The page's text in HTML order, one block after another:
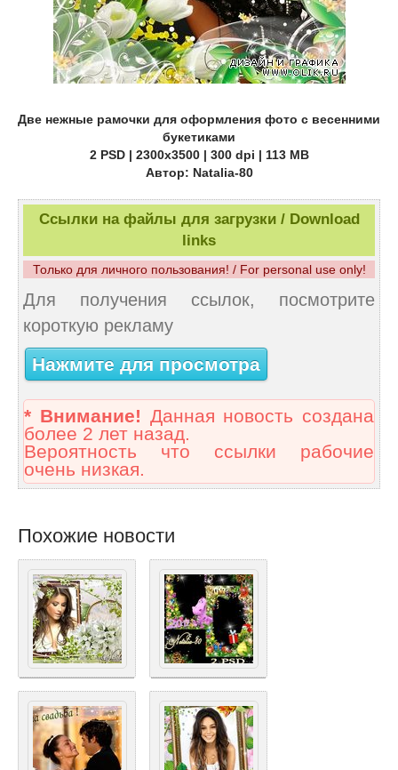
Две нежные рамочки для оформления фото с весенними
букетиками
2 PSD | 2300х3500 | 300 dpi | 113 MB
Автор: Natalia-80
Ссылки на файлы для загрузки / Download
links
Только для личного пользования! / For personal use only!
Для получения ссылок, посмотрите
короткую рекламу
Нажмите для просмотра
* Внимание! Данная новость создана
более 2 лет назад.
Вероятность что ссылки рабочие
очень низкая.
Похожие новости